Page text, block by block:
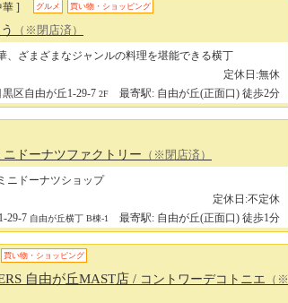
華 ] グルメ 買い物・ショッピング
（※閉店済）
、ざまざまなジャンルの料理を堪能できる横丁
定休日:無休
黒区自由が丘1-29-7 2F 最寄駅: 自由が丘(正面口) 徒歩2分
ニドーナツファクトリー （※閉店済）
ニドーナツショップ
定休日:不定休
29-7 自由が丘横丁 B棟-1 最寄駅: 自由が丘(正面口) 徒歩1分
買い物・ショッピング
自由が丘MAST店 / コントワーデコトニエ （※